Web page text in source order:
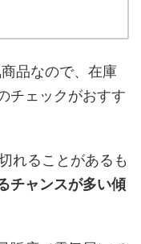
品なので、在庫
チェックがおすす
れることがあるも
チャンスが多い傾